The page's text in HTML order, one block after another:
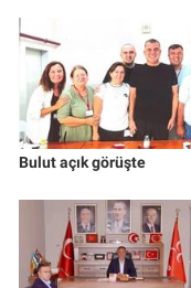
Bulut açık görüşte